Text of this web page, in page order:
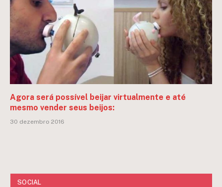
Agora será possível beijar virtualmente e até
mesmo vender seus beijos:
30 dezembro 2016
SOCIAL